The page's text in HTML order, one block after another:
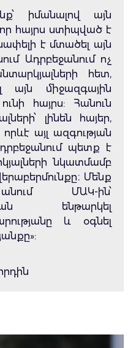
իմանալով այն
հայրս ստիպված է
է մտածել այն
Ադրբեջանում ոչ
հետ,
այն միջազգային
հայրս: Հանուն
լինեն հայեր,
այլ ազգության
պետք է
նկատմամբ
Մենք
ՄԱԿ-ին՝
ենթարկել
և օգնել